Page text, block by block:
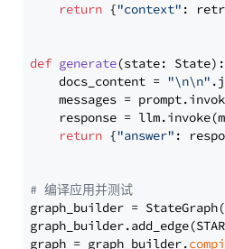
return {"context" :
def generate(state: State):
    docs_content =
"\n\n"
messages =
response =
return {"answer" :
# 编译应用并测试
graph_builder =
graph = graph_builder.